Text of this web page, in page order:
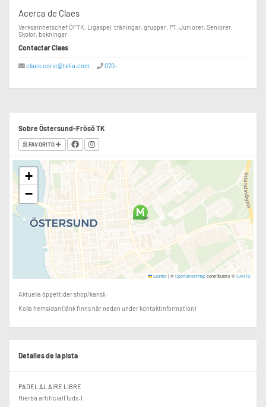
Acerca de Claes
Verksamhetschef ÖFTK, Ligaspel, träningar, grupper, PT, Juniorer, Seniorer,
Skolor, bokningar
Contactar Claes
claes.coric@telia.com 070-
Sobre Östersund-Frösö TK
FAVORITO
+
−
Leaflet |© OpenStreetMap contributors © CARTO
Aktuella öppettider shop/kansli:
Kolla hemsidan (länk finns här nedan under kontaktinformation)
Detalles de la pista
PADEL AL AIRE LIBRE
Hierba artificial (1uds.)